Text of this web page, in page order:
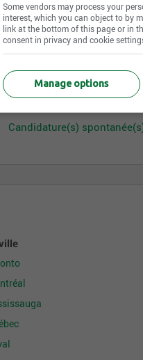
Candidature(s)
Some vendors may process your
interest, which you can object to by
link at the bottom of this page or in
consent in privacy and cookie
Manage options